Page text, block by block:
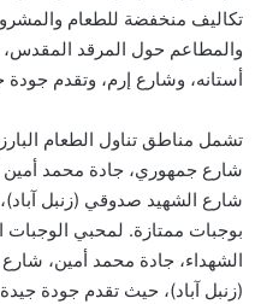
تكاليف منخفضة للطعام
والمطاعم حول المرقد المقدس،
أستانه، وشارع إرم، وتقدم
تشمل مناطق تناول الطعام
شارع جمهوري، جادة محمد أمين
شارع الشهيد صدوقي (زنبل
بوجبات ممتازة. لمحبي الوجبات
الشهداء، جادة محمد أمين،
(زنبل آباد)، حيث تقدم جودة